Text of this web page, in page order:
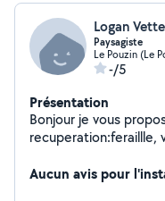
Logan
Paysagiste
Le Pouzin (Le
-/5
Présentation
Bonjour je vous
recuperation:feraillle,
Aucun avis pour